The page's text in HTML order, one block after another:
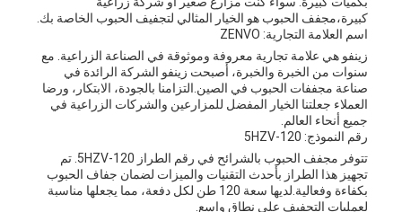
كبيرة،مجفف الحبوب هو الخيار المثالي لتجفيف الحبوب الخاصة بك.
اسم العلامة التجارية: ZENVO
زينفو هي علامة تجارية معروفة وموثوقة في الصناعة الزراعية. مع
سنوات من الخبرة والخبرة، أصبحت زينفو الشركة الرائدة في
صناعة مجففات الحبوب في الصين.التزامنا بالجودة، الابتكار، ورضا
العملاء جعلتنا الخيار المفضل للمزارعين والشركات الزراعية في
جميع أنحاء العالم.
رقم النموذج: 5HZV-120
تتوفر مجفف الحبوب بالشرائح في رقم الطراز 5HZV-120. تم
تجهيز هذا الطراز بأحدث التقنيات والميزات لضمان جفاف الحبوب
بكفاءة وفعالية.لديها سعة 120 طن لكل دفعة، مما يجعلها مناسبة
لعمليات التجفيف على نطاق واسع.